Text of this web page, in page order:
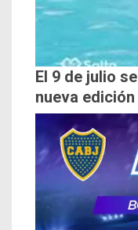
El 9 de julio
nueva